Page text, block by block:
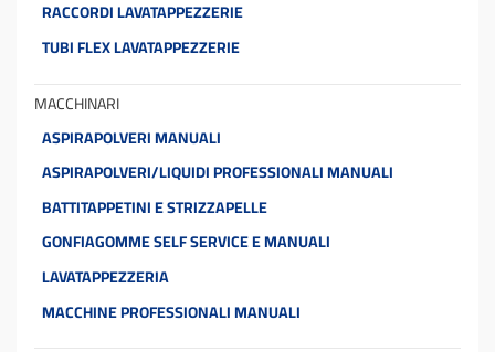
RACCORDI LAVATAPPEZZERIE
TUBI FLEX LAVATAPPEZZERIE
MACCHINARI
ASPIRAPOLVERI MANUALI
ASPIRAPOLVERI/LIQUIDI PROFESSIONALI MANUALI
BATTITAPPETINI E STRIZZAPELLE
GONFIAGOMME SELF SERVICE E MANUALI
LAVATAPPEZZERIA
MACCHINE PROFESSIONALI MANUALI